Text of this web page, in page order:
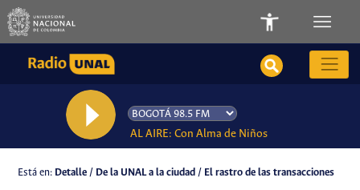
AL AIRE: Con Alma de Niños
Está en: Detalle / De la UNAL a la ciudad / El rastro de las transacciones